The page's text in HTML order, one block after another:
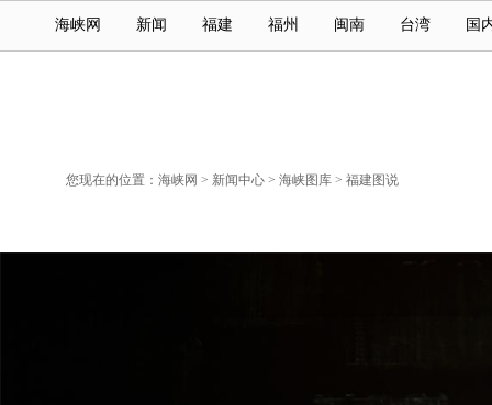
海峡网 新闻 福建 福州 闽南 台湾 国
您现在的位置： 海峡网 > 新闻中心 > 海峡图库 > 福建图说